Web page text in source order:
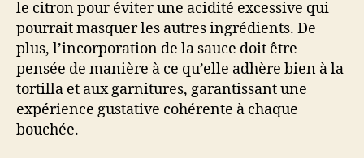
le citron pour éviter une acidité excessive qui
pourrait masquer les autres ingrédients. De
plus, l’incorporation de la sauce doit être
pensée de manière à ce qu’elle adhère bien à la
tortilla et aux garnitures, garantissant une
expérience gustative cohérente à chaque
bouchée.